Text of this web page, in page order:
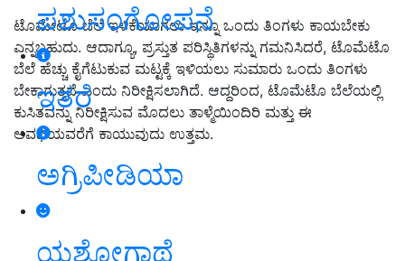
ಪಶುಸಂಗೋಪನೆ
ಇತರೆ
ಅಗ್ರಿಪೀಡಿಯಾ
ಯಶೋಗಾಥೆ
ಟೊಮೇಟೊ ಬೆಲೆ ಇಳಿಕೆಯಾಗಲು ಇನ್ನೂ ಒಂದು ತಿಂಗಳು ಕಾಯಬೇಕು
ಎನ್ನಬಹುದು. ಆದಾಗ್ಯೂ, ಪ್ರಸ್ತುತ ಪರಿಸ್ಥಿತಿಗಳನ್ನು ಗಮನಿಸಿದರೆ, ಟೊಮೆಟೊ
ಬೆಲೆ ಹೆಚ್ಚು ಕೈಗೆಟುಕುವ ಮಟ್ಟಕ್ಕೆ ಇಳಿಯಲು ಸುಮಾರು ಒಂದು ತಿಂಗಳು
ಬೇಕಾಗುತ್ತದೆ ಎಂದು ನಿರೀಕ್ಷಿಸಲಾಗಿದೆ. ಆದ್ದರಿಂದ, ಟೊಮೆಟೊ ಬೆಲೆಯಲ್ಲಿ
ಕುಸಿತವನ್ನು ನಿರೀಕ್ಷಿಸುವ ಮೊದಲು ತಾಳ್ಮೆಯಿಂದಿರಿ ಮತ್ತು ಈ
ಅವಧಿಯವರೆಗೆ ಕಾಯುವುದು ಉತ್ತಮ.